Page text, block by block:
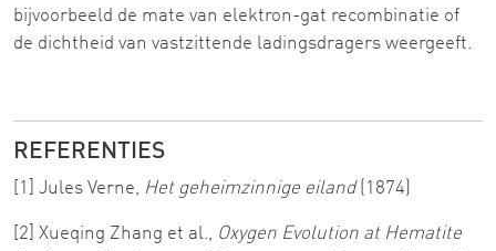
bijvoorbeeld de mate van elektron-gat recombinatie of
de dichtheid van vastzittende ladingsdragers weergeeft.
REFERENTIES
[1] Jules Verne, Het geheimzinnige eiland(1874)
[2] Xueqing Zhang et al., Oxygen Evolution at Hematite